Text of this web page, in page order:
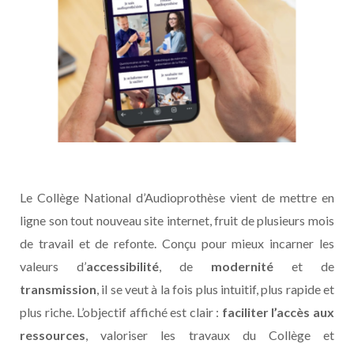
Le Collège National d’Audioprothèse vient de mettre en
ligne son tout nouveau site internet, fruit de plusieurs mois
de travail et de refonte. Conçu pour mieux incarner les
valeurs d’accessibilité, de modernité et de
transmission, il se veut à la fois plus intuitif, plus rapide et
plus riche. L’objectif affiché est clair : faciliter l’accès aux
ressources, valoriser les travaux du Collège et